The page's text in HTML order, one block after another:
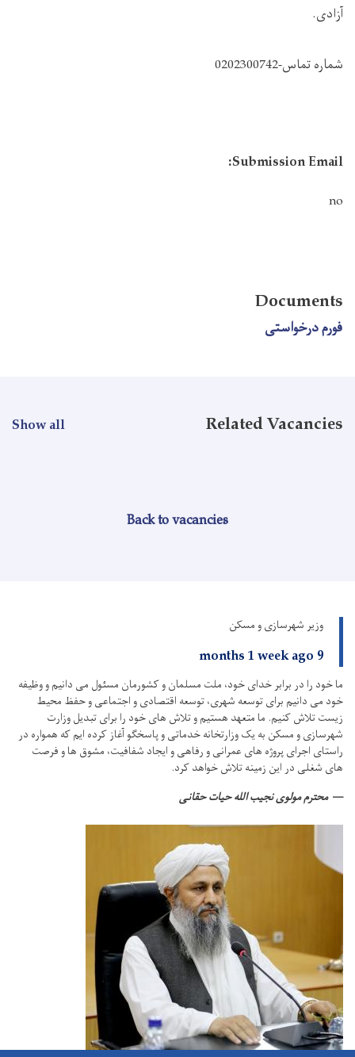
آزادی.
شماره تماس-0202300742
Submission Email:
no
Documents
فورم درخواستی
Related Vacancies
Show all
Back to vacancies
وزیر شهرسازی و مسکن
9 months 1 week ago
ما خود را در برابر خدای خود، ملت مسلمان و کشورمان مسئول می دانیم و وظیفه
خود می دانیم برای توسعه شهری، توسعه اقتصادی و اجتماعی و حفظ محیط
زیست تلاش کنیم. ما متعهد هستیم و تلاش های خود را برای تبدیل وزارت
شهرسازی و مسکن به یک وزارتخانه خدماتی و پاسخگو آغاز کرده ایم که همواره در
راستای اجرای پروژه های عمرانی و رفاهی و ایجاد شفافیت، مشوق ها و فرصت
های شغلی در این زمینه تلاش خواهد کرد.
محترم مولوی نجیب الله حیات حقانی